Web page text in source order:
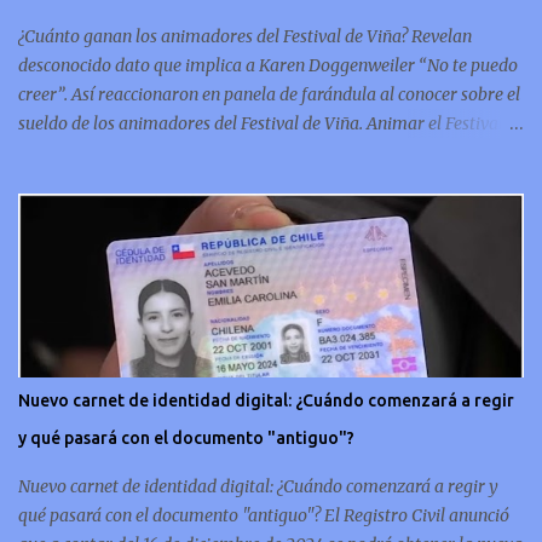
conmemorativa, sí, como lo lees, celebra un capítulo importante en
la hi...
¿Cuánto ganan los animadores del Festival de Viña? Revelan
desconocido dato que implica a Karen Doggenweiler “No te puedo
creer”. Así reaccionaron en panela de farándula al conocer sobre el
sueldo de los animadores del Festival de Viña. Animar el Festival
debería ser acorde. ¿Cuánto ganará Karen Doggenweiler y su
acompañante? Según se conoce hasta ahora, los animadores del
Festival de Viña del Mar no reciben un sueldo por su rol en el
evento. Al menos no un monto extra al que venían percibirndo por
contrato con su canal empleador. “A la Karen no le pagan, no le
pagan aparte. Hace rato que no pagan”, confirmó la periodista de
espectáculos, Cecilia Gutiérrez, en el programa Hay Que Decirlo
(Canal 13). “A mí la Tonka (Tomicic) me dijo que a ellos no le
pagaban”, complementó Willy Sabor. Nacho Gutiérrez aportó que,
Nuevo carnet de identidad digital: ¿Cuándo comenzará a regir
y qué pasará con el documento "antiguo"?
Nuevo carnet de identidad digital: ¿Cuándo comenzará a regir y
qué pasará con el documento "antiguo"? El Registro Civil anunció